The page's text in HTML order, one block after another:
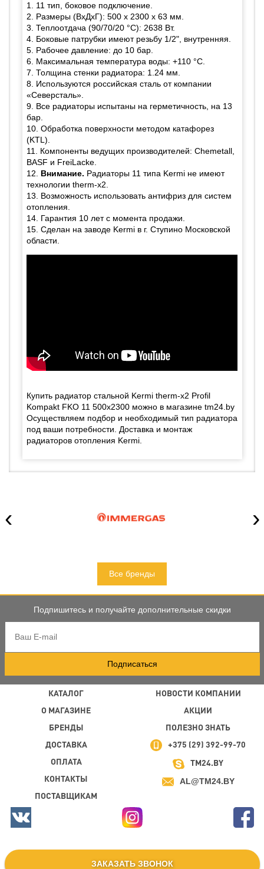
1. 11 тип, боковое подключение.
2. Размеры (ВхДхГ): 500 х 2300 х 63 мм.
3. Теплоотдача (90/70/20 °С): 2638 Вт.
4. Боковые патрубки имеют резьбу 1/2", внутренняя.
5. Рабочее давление: до 10 бар.
6. Максимальная температура воды: +110 °С.
7. Толщина стенки радиатора: 1.24 мм.
8. Используются российская сталь от компании
«Северсталь».
9. Все радиаторы испытаны на герметичность, на 13
бар.
10. Обработка поверхности методом катафорез
(KTL).
11. Компоненты ведущих производителей: Chemetall,
BASF и FreiLacke.
12. Внимание. Радиаторы 11 типа Kermi не имеют
технологии therm-x2.
13. Возможность использовать антифриз для систем
отопления.
14. Гарантия 10 лет с момента продажи.
15. Сделан на заводе Kermi в г. Ступино Московской
области.
Купить радиатор стальной Kermi therm-x2 Profil
Kompakt FKO 11 500x2300 можно в магазине tm24.by
Осуществляем подбор и необходимый тип радиатора
под ваши потребности. Доставка и монтаж
радиаторов отопления Kermi.
‹ ›
Все бренды
Подпишитесь и получайте дополнительные скидки
Подписаться
КАТАЛОГ
О МАГАЗИНЕ
БРЕНДЫ
НОВОСТИ КОМПАНИИ
АКЦИИ
ПОЛЕЗНО ЗНАТЬ
ДОСТАВКА
ОПЛАТА
КОНТАКТЫ
ПОСТАВЩИКАМ
+375 (29) 392-99-70
TM24.BY
AL@TM24.BY
ЗАКАЗАТЬ ЗВОНОК